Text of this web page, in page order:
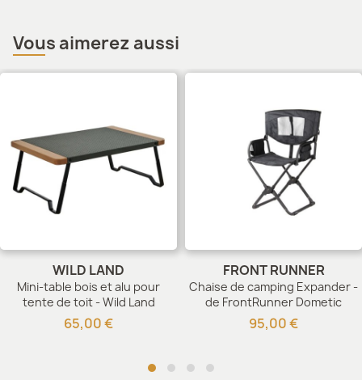
Vous aimerez aussi
WILD LAND
Mini-table bois et alu pour
tente de toit - Wild Land
65,00 €
FRONT RUNNER
Chaise de camping Expander -
de FrontRunner Dometic
95,00 €